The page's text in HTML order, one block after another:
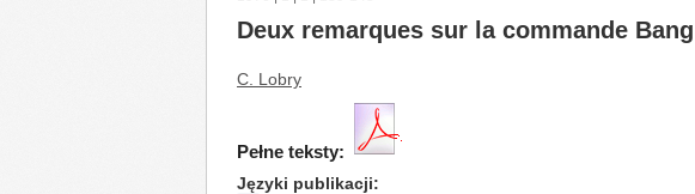
Deux remarques sur la commande
C. Lobry
Pełne teksty:
Języki publikacji